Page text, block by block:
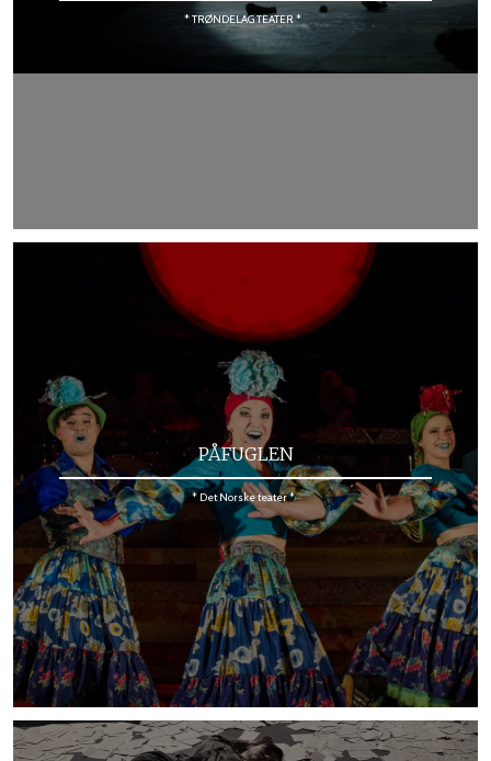
* TRØNDELAG TEATER *
PÅFUGLEN
* Det Norske teater *